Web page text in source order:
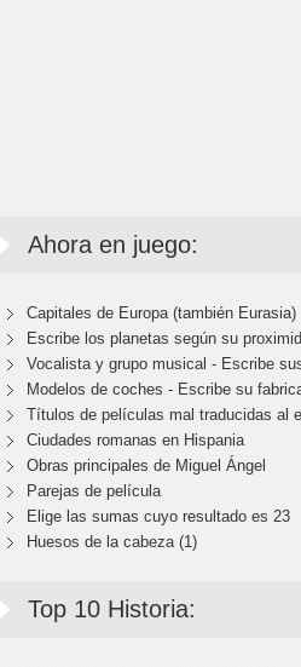
Ahora en juego:
Capitales de Europa (también Eurasia)
Escribe los planetas según su
Vocalista y grupo musical - Escribe
Modelos de coches - Escribe su
Títulos de películas mal traducidas al
Ciudades romanas en Hispania
Obras principales de Miguel Ángel
Parejas de película
Elige las sumas cuyo resultado es 23
Huesos de la cabeza (1)
Top 10 Historia: